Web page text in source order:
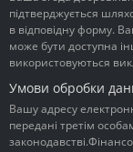
підтверджується
в відповідну форму.
може бути доступна
використовуються
Умови обробки
Вашу адресу
передані третім